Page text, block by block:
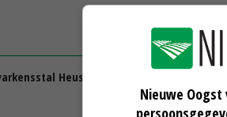
Heusden in de
Nieuwe